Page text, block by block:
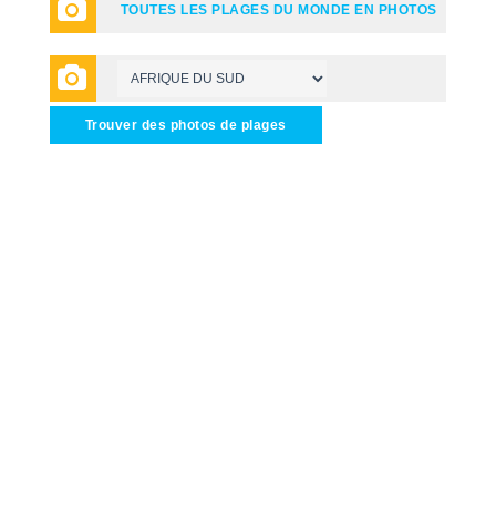
TOUTES LES PLAGES DU MONDE EN PHOTOS
Trouver des photos de plages